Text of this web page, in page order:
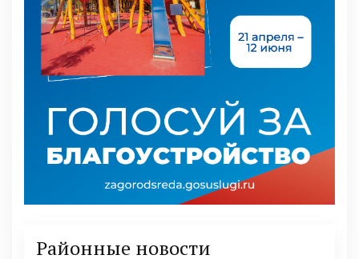
Районные новости